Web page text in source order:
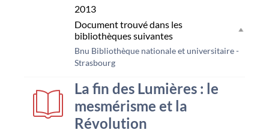
2013
Document trouvé dans les
bibliothèques suivantes
Bnu Bibliothèque nationale et universitaire -
Strasbourg
La fin des Lumières : le
mesmérisme et la
Révolution